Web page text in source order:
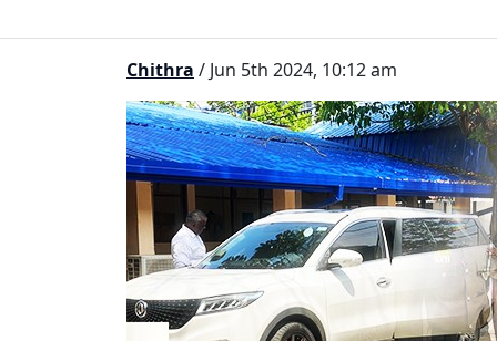
Chithra / Jun 5th 2024, 10:12 am